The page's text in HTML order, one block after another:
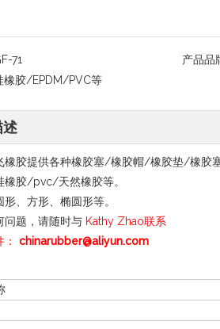
71 产品品
橡胶/EPDM/PVC等
述
橡胶提供各种橡胶塞/橡胶帽/橡胶垫/橡胶
橡胶/pvc/天然橡胶等。
形、方形、椭圆形等。
问题，请随时与 Kathy Zhao联系
： chinarubber@aliyun.com